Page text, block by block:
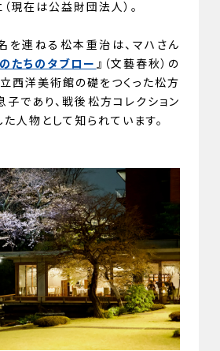
現在は公益財団法人）。
を連ねる松本重治は、マハさん
たちのタブロー 』（文藝春秋）の
西洋美術館の礎をつくった松方
であり、戦後松方コレクション
人物として知られています。